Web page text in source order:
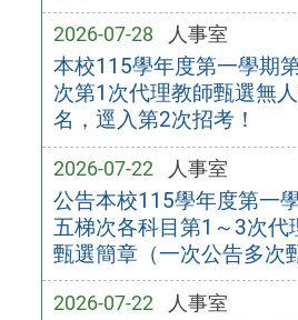
2026-07-28 人事室
本校115學年度第一學期
次第1次代理教師甄選無
名，逕入第2次招考！
2026-07-22 人事室
公告本校115學年度第一
五梯次各科目第1～3次代
甄選簡章（一次公告多次
2026-07-22 人事室